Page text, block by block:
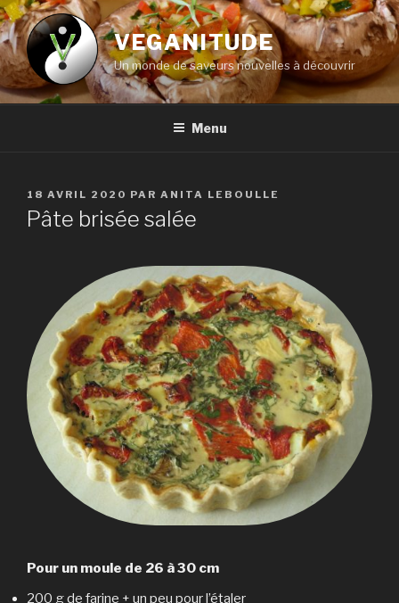
Aller
au
contenu
principal
VEGANITUDE
Un monde de saveurs nouvelles à découvrir
Menu
PUBLIÉ
LE
18 AVRIL 2020 PAR ANITA LEBOULLE
Pâte brisée salée
Pour un moule de 26 à 30 cm
200 g de farine + un peu pour l’étaler